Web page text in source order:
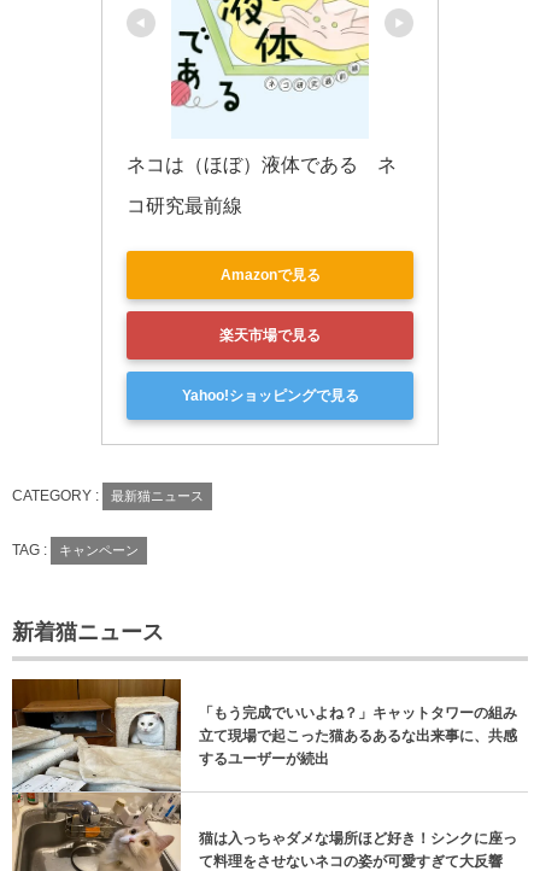
ネコは（ほぼ）液体である　ネ
コ研究最前線
Amazonで見る
楽天市場で見る
Yahoo!ショッピングで見る
CATEGORY : 最新猫ニュース
TAG : キャンペーン
新着猫ニュース
「もう完成でいいよね？」キャットタワーの組み
立て現場で起こった猫あるあるな出来事に、共感
するユーザーが続出
猫は入っちゃダメな場所ほど好き！シンクに座っ
て料理をさせないネコの姿が可愛すぎて大反響